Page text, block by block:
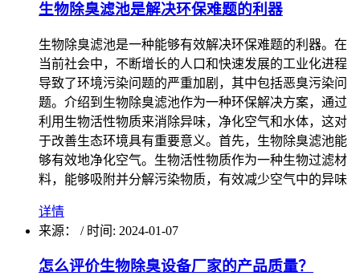
生物除臭滤池是解决环保难题的利器
生物除臭滤池是一种能够有效解决环保难题的利器。在
当前社会中，不断增长的人口和快速发展的工业化进程
导致了环境污染问题的严重加剧，其中包括恶臭污染问
题。介绍到生物除臭滤池作为一种环保解决方案，通过
利用生物活性物质来消除异味，净化空气和水体，这对
于改善生态环境具有重要意义。首先，生物除臭滤池能
够有效地净化空气。生物活性物质作为一种生物过滤材
料，能够吸附并分解污染物质，有效减少空气中的异味
详情
来源：
/ 时间: 2024-01-07
怎么评价生物除臭设备厂家的产品质量？